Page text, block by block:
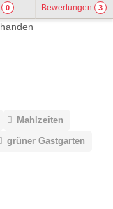
0 Bewertungen 3
Mahlzeiten
grüner Gastgarten